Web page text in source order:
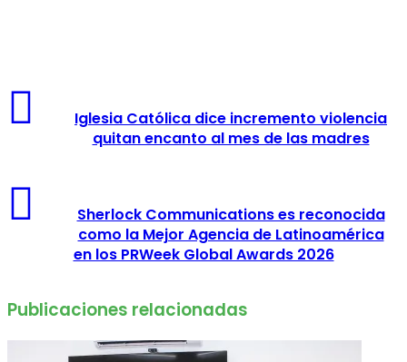
Iglesia Católica dice incremento violencia
quitan encanto al mes de las madres
Sherlock Communications es reconocida
como la Mejor Agencia de Latinoamérica
en los PRWeek Global Awards 2026
Publicaciones relacionadas